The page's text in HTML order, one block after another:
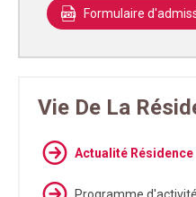
Formulaire
Vie De La
Actualité Résidence